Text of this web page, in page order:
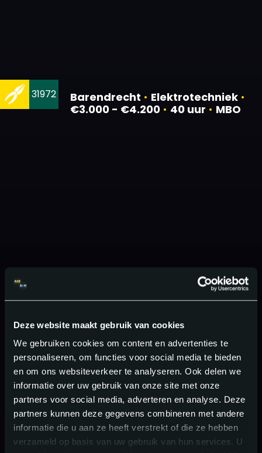
Deze website maakt gebruik van cookies
We gebruiken cookies om content en advertenties te
personaliseren, om functies voor social media te bieden
en om ons websiteverkeer te analyseren. Ook delen we
informatie over uw gebruik van onze site met onze
partners voor social media, adverteren en analyse. Deze
partners kunnen deze gegevens combineren met andere
informatie die u aan ze heeft verstrekt of die ze hebben
verzameld op basis van uw gebruik van hun services. U
Barendrecht • Elektrotechniek •
€3.000 - €4.200 • 40 uur • MBO
31972